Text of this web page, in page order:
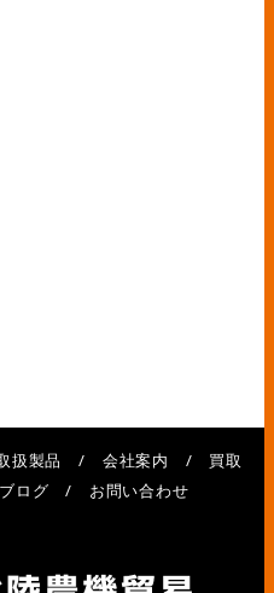
扱製品 / 会社案内 / 買取
ブログ / お問い合わせ